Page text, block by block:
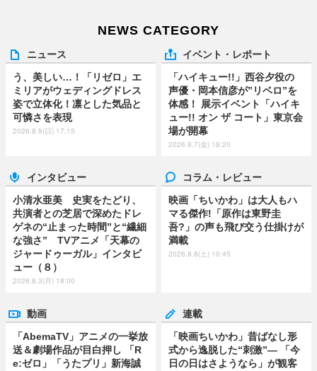
NEWS CATEGORY
ニュース
う、美しい…！「リゼロ」エ
ミリアがウェディングドレス
姿で立体化！凛とした気品と
可憐さを表現
2026.8.9(日) 17:15
イベント・レポート
「ハイキュー!!」西谷夕役の
声優・岡本信彦が”リベロ”を
体感！ 展示イベント「ハイキ
ュー!! オン ザ コート」東京会
場が開幕
2026.8.7(金) 18:20
インタビュー
小清水亜美 史実をたどり、
共演者との芝居で深めたドレ
ゲネの“止まった時間”と“繊細
な強さ” TVアニメ「天幕の
ジャードゥーガル」インタビ
ュー（８）
2026.8.3(月) 18:00
コラム・レビュー
映画「ちいかわ」は大人もハ
マる傑作!「原作は東野圭
吾?」の声も飛び交う仕掛けが
満載
2026.8.8(土) 10:45
動画
「AbemaTV」アニメの一挙放
送＆劇場作品が目白押し 「R
e:ゼロ」「うたプリ」新海誠
連載
「映画ちいかわ」昔ばなし形
式から逸脱した“刺激”― 「今
日の日はさようなら」が観客